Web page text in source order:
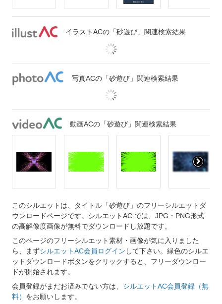
イラストACの「砂遊び」関連検索結果
写真ACの「砂遊び」関連検索結果
動画ACの「砂遊び」関連検索結果
このシルエットは、タイトル「砂遊び」のフリーシルエットダ
ウンロードページです。シルエットAC では、JPG・PNG形式
の高解像度画像が無料でダウンロードし放題です。
このページのフリーシルエット素材・画像が気に入りました
ら、まずシルエットAC会員ログイン して下さい。緑色のシルエ
ットダウンロードボタンをクリックすると、フリーダウンロー
ドが開始されます。
会員登録がまだお済みでない方は、 シルエットAC会員登録（無
料） をお願いします。